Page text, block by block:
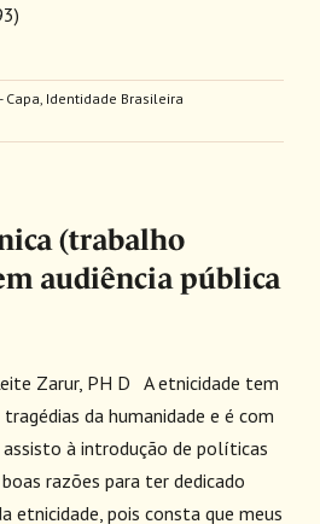
Capa Identidade Brasileira
(trabalho
audiência pública
Zarur, PH D A etnicidade tem
da humanidade e é com
assisto à introdução de políticas
razões para ter dedicado
etnicidade, pois consta que meus